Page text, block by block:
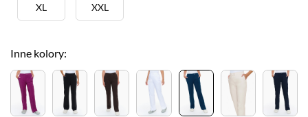
XL XXL
Inne kolory: